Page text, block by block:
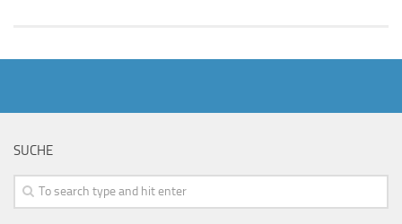
SUCHE